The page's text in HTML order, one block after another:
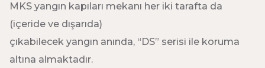
MKS yangın kapıları mekanı her iki tarafta da
(içeride ve dışarıda)
çıkabilecek yangın anında, “DS” serisi ile koruma
altına almaktadır.